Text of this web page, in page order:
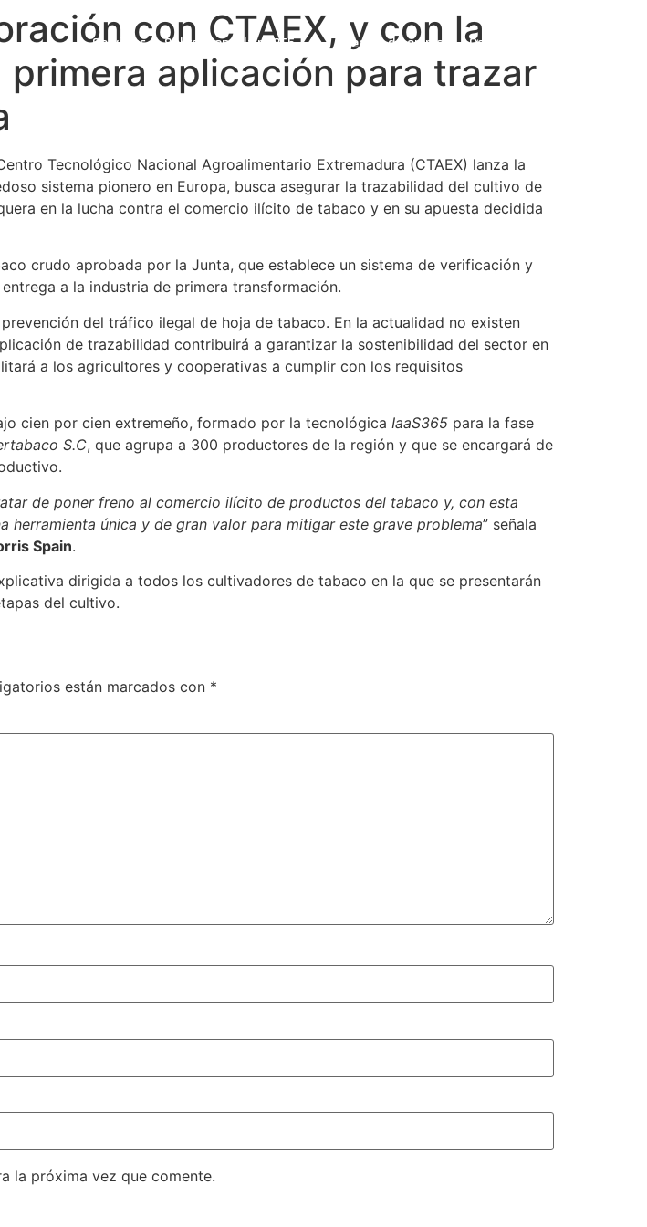
Servicios Sobre iConsulting365 Ofertas de empleo Contacto
con CTAEX, y con la
aplicación para trazar
Tecnológico Nacional Agroalimentario Extremadura (CTAEX) lanza la
sistema pionero en Europa, busca asegurar la trazabilidad del cultivo de
en la lucha contra el comercio ilícito de tabaco y en su apuesta decidida
crudo aprobada por la Junta, que establece un sistema de verificación y
a la industria de primera transformación.
del tráfico ilegal de hoja de tabaco. En la actualidad no existen
de trazabilidad contribuirá a garantizar la sostenibilidad del sector en
a los agricultores y cooperativas a cumplir con los requisitos
cien por cien extremeño, formado por la tecnológica IaaS365 para la fase
S.C, que agrupa a 300 productores de la región y que se encargará de
de poner freno al comercio ilícito de productos del tabaco y, con esta
única y de gran valor para mitigar este grave problema” señala
Spain.
dirigida a todos los cultivadores de tabaco en la que se presentarán
del cultivo.
están marcados con *
la próxima vez que comente.